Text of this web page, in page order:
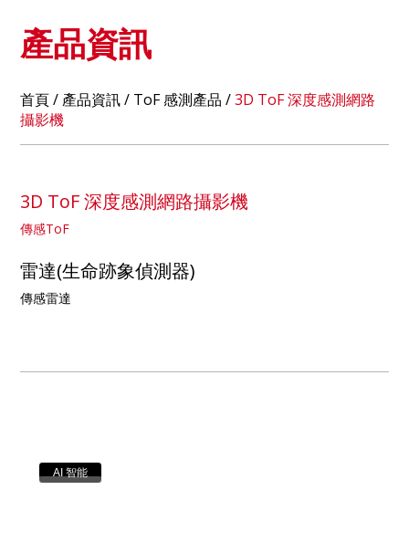
產品資訊
首頁/ 產品資訊/ ToF 感測產品 /3D ToF 深度感測網路
攝影機
3D ToF 深度感測網路攝影機
傳感ToF
雷達(生命跡象偵測器)
傳感雷達
AI 智能